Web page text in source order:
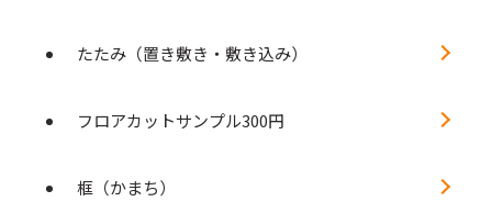
たたみ（置き敷き・敷き込み）
フロアカットサンプル300円
框（かまち）